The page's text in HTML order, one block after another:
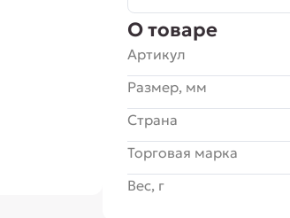
О товаре
Артикул
Размер, мм
Страна
Торговая марка
Вес, г